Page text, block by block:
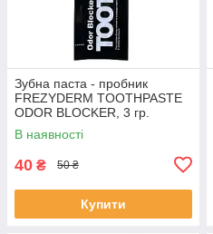
Зубна паста - пробник
FREZYDERM TOOTHPASTE
ODOR BLOCKER, 3 гр.
В наявності
40 ₴ 50 ₴
Купити